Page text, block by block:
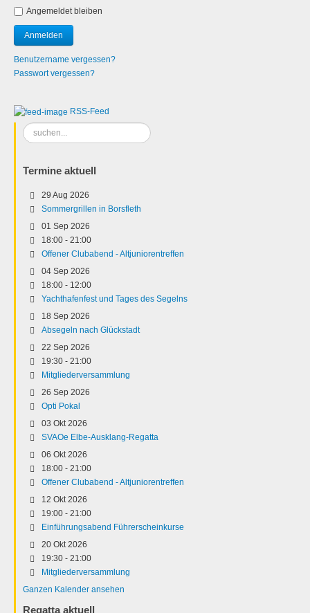
Angemeldet bleiben
Benutzername vergessen?
Passwort vergessen?
RSS-Feed
Suchen
...
Termine aktuell
29 Aug 2026
Sommergrillen in Borsfleth
01 Sep 2026
18:00 - 21:00
Offener Clubabend - Altjuniorentreffen
04 Sep 2026
18:00 - 12:00
Yachthafenfest und Tages des Segelns
18 Sep 2026
Absegeln nach Glückstadt
22 Sep 2026
19:30 - 21:00
Mitgliederversammlung
26 Sep 2026
Opti Pokal
03 Okt 2026
SVAOe Elbe-Ausklang-Regatta
06 Okt 2026
18:00 - 21:00
Offener Clubabend - Altjuniorentreffen
12 Okt 2026
19:00 - 21:00
Einführungsabend Führerscheinkurse
20 Okt 2026
19:30 - 21:00
Mitgliederversammlung
Ganzen Kalender ansehen
Regatta aktuell